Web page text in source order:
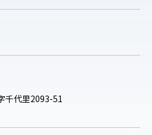
千代里2093-51